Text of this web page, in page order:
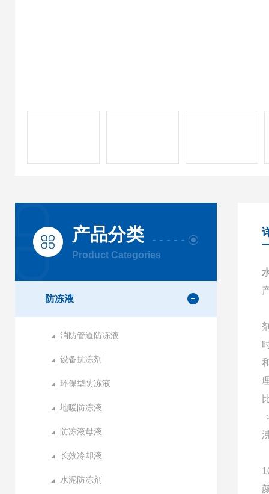
产品分类
Product Categories
防冻液
消防管道防冻液
设备抗冻剂
环保型防冻液
地暖防冻液
防冻液母液
长效冷却液
水泥防冻剂